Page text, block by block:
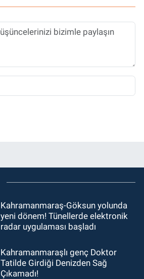
Kahramanmaraş-Göksun yolunda
yeni dönem! Tünellerde elektronik
radar uygulaması başladı
Kahramanmaraşlı genç Doktor
Tatilde Girdiği Denizden Sağ
Çıkamadı!